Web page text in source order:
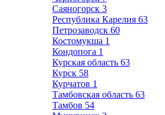
Саяногорск 3
Республика Карелия 63
Петрозаводск 60
Костомукша 1
Кондопога 1
Курская область 63
Курск 58
Курчатов 1
Тамбовская область 63
Тамбов 54